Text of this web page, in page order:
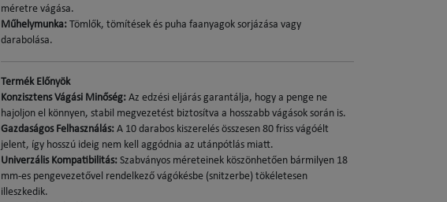
méretre vágása.
Műhelymunka: Tömlők, tömítések és puha faanyagok sorjázása vagy
darabolása.
Termék Előnyök
Konzisztens Vágási Minőség: Az edzési eljárás garantálja, hogy a penge ne
hajoljon el könnyen, stabil megvezetést biztosítva a hosszabb vágások során is.
Gazdaságos Felhasználás: A 10 darabos kiszerelés összesen 80 friss vágóélt
jelent, így hosszú ideig nem kell aggódnia az utánpótlás miatt.
Univerzális Kompatibilitás: Szabványos méreteinek köszönhetően bármilyen 18
mm-es pengevezetővel rendelkező vágókésbe (snitzerbe) tökéletesen
illeszkedik.